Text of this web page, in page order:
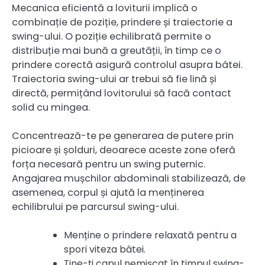
Mecanica eficientă a loviturii implică o
combinație de poziție, prindere și traiectorie a
swing-ului. O poziție echilibrată permite o
distribuție mai bună a greutății, în timp ce o
prindere corectă asigură controlul asupra bâtei.
Traiectoria swing-ului ar trebui să fie lină și
directă, permițând lovitorului să facă contact
solid cu mingea.
Concentrează-te pe generarea de putere prin
picioare și șolduri, deoarece aceste zone oferă
forța necesară pentru un swing puternic.
Angajarea mușchilor abdominali stabilizează, de
asemenea, corpul și ajută la menținerea
echilibrului pe parcursul swing-ului.
Menține o prindere relaxată pentru a
spori viteza bâtei.